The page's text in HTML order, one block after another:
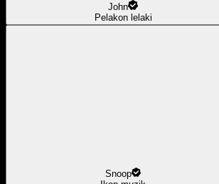
John
Pelakon lelaki
Snoop